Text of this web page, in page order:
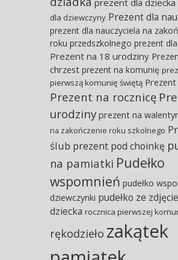
prezent dla dziecka
dla dziewczyny Prezent dla
prezent dla nauczyciela na
roku przedszkolnego prezent
Prezent na 18 urodziny
chrzest prezent na komunię
pierwszą komunię świętą
Prezent na rocznicę
urodziny prezent na
na zakończenie roku szkolnego
ślub prezent pod choinkę
na pamiatki Pudełko
wspomnień pudełko
dziewczynki pudełko ze
dziecka rocznica pierwszej
rękodzieło zakątek